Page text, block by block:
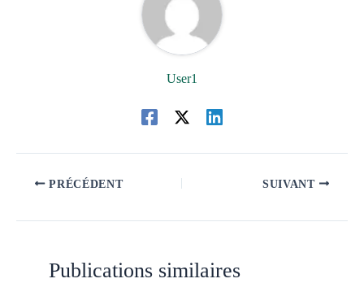
User1
PRÉCÉDENT SUIVANT
Publications similaires